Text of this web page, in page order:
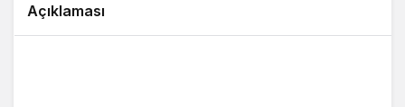
Açıklaması